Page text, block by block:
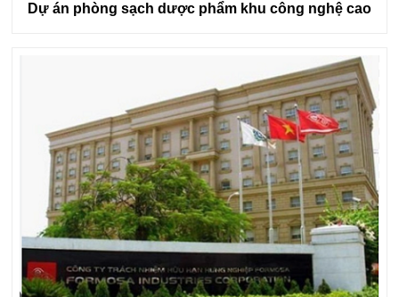
Dự án phòng sạch dược phẩm khu công nghệ cao